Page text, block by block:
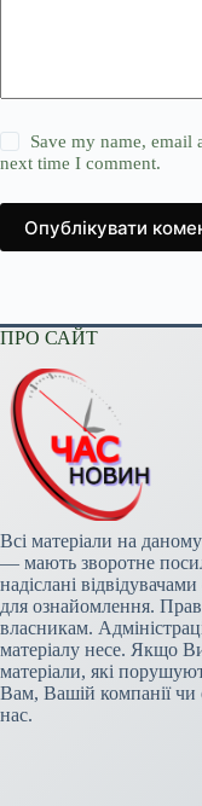
Save my name, email
next time I comment.
Опублікувати
ПРО САЙТ
Всі матеріали на
— мають зворотне
надіслані
для ознайомлення.
власникам.
матеріалу несе. Якщо
матеріали, які
Вам, Вашій компанії чи
нас.